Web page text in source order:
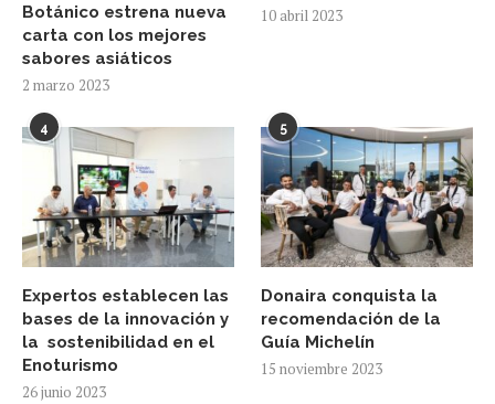
Botánico estrena nueva
carta con los mejores
sabores asiáticos
2 marzo 2023
10 abril 2023
4
Expertos establecen las
bases de la innovación y
la sostenibilidad en el
Enoturismo
26 junio 2023
5
Donaira conquista la
recomendación de la
Guía Michelín
15 noviembre 2023